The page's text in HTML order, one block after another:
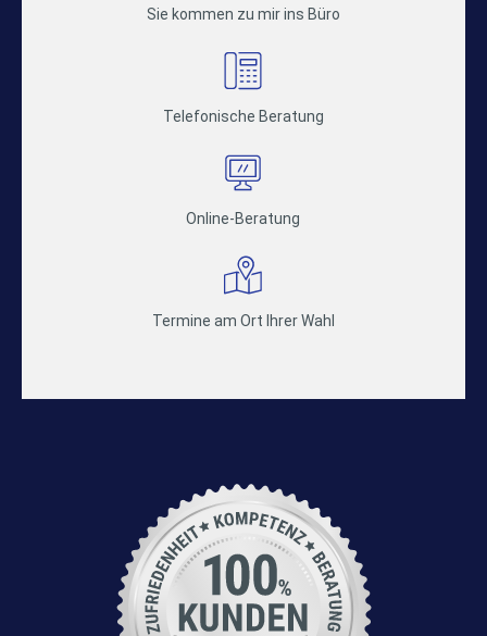
Sie kommen zu mir ins Büro
Telefonische Beratung
Online-Beratung
Termine am Ort Ihrer Wahl